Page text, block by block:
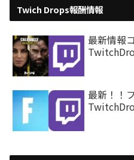
Twich Drops報酬情報
最新情報
最新！！